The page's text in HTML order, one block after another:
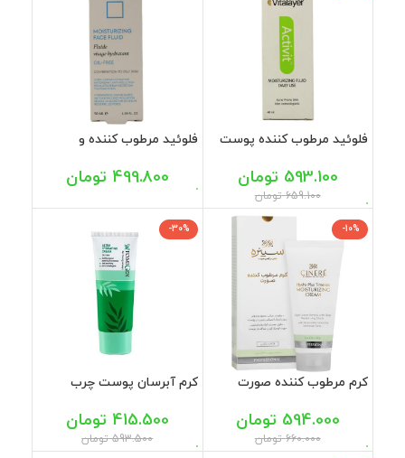
فلوئید مرطوب کننده پوست
659.100 تومان
593.100 تومان
فلوئید مرطوب کننده و
درماتیپیک 50 میل
499.800 تومان
-10%
كرم مرطوب كننده صورت
660.000 تومان
594.000 تومان
-30%
کرم آبرسان پوست چرب
593.500 تومان
415.500 تومان